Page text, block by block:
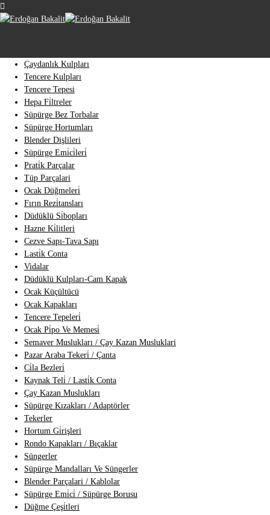
Çaydanlık Kulpları
Tencere Kulpları
Tencere Tepesi
Hepa Fi̇ltreler
Süpürge Bez Torbalar
Süpürge Hortumları
Blender Dişlileri
Süpürge Emi̇ci̇leri̇
Prati̇k Parçalar
Tüp Parçalari
Ocak Düğmeleri̇
Fırın Rezi̇tansları
Düdüklü Si̇bopları
Hazne Ki̇litleri
Cezve Sapı-Tava Sapı
Lasti̇k Conta
Vidalar
Düdüklü Kulpları-Cam Kapak
Ocak Küçültücü
Ocak Kapakları
Tencere Tepeleri̇
Ocak Pi̇po Ve Memesi̇
Semaver Muslukları / Çay Kazan Musluklari
Pazar Araba Tekeri̇ / Çanta
Ci̇la Bezleri̇
Kaynak Teli̇ / Lasti̇k Conta
Çay Kazan Muslukları
Süpürge Kızakları / Adaptörler
Tekerler
Hortum Gi̇rişleri
Rondo Kapakları / Bıçaklar
Süngerler
Süpürge Mandalları Ve Süngerler
Blender Parçalari / Kablolar
Süpürge Emi̇ci̇ / Süpürge Borusu
Düğme Çeşi̇tleri